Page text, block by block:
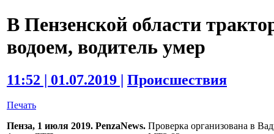
В Пензенской области
водоем, водитель умер
11:52 | 01.07.2019 | Происшествия
Печать
Пенза, 1 июля 2019. PenzaNews. Проверка организована в